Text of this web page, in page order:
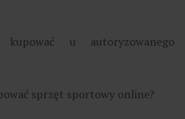
u autoryzowanego
sprzęt sportowy online?